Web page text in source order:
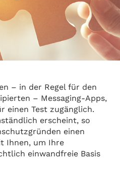
– in der Regel für den
– Messaging-Apps,
einen Test zugänglich.
erscheint, so
einen
Ihnen, um Ihre
einwandfreie Basis